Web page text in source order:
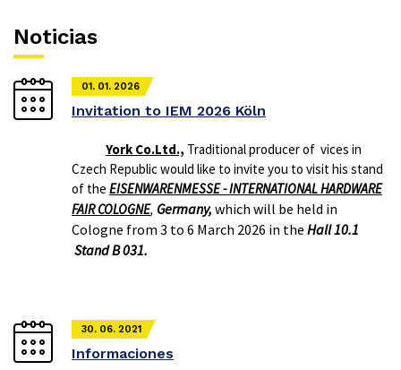
Noticias
01. 01. 2026
Invitation to IEM 2026 Köln
York Co.Ltd., Traditional producer of vices in
Czech Republic would like to invite you to visit his stand
of the EISENWARENMESSE - INTERNATIONAL HARDWARE
FAIR COLOGNE, Germany, which will be held in
Cologne from 3 to 6 March 2026 in the Hall 10.1
Stand B 031.
30. 06. 2021
Informaciones